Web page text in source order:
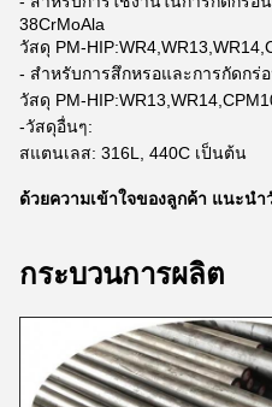
38CrMoAla
วัสดุ PM-
- สำหรับการสึกหรอและการกัดกร่
วัสดุ PM-
-วัสดุอื่นๆ:
สแตนเลส: 316L, 440C เป็นต้น
ด้วยความเข้าใจของลูกค้า แนะน
กระบวนการผลิต